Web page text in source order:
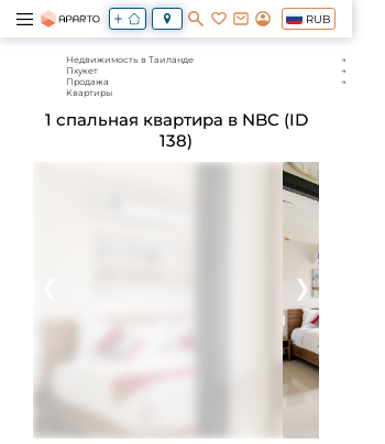
RUB
Недвижимость в Таиланде
Пхукет
Продажа
Квартиры
1 спальная квартира в NBC (ID
138)